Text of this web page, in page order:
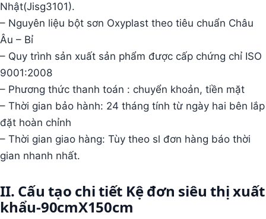
Nhật(Jisg3101).
– Nguyên liệu bột sơn Oxyplast theo tiêu chuẩn Châu
Âu – Bỉ
– Quy trình sản xuất sản phẩm được cấp chứng chỉ ISO
9001:2008
– Phương thức thanh toán : chuyển khoản, tiền mặt
– Thời gian bảo hành: 24 tháng tính từ ngày hai bên lắp
đặt hoàn chỉnh
– Thời gian giao hàng: Tùy theo sl đơn hàng báo thời
gian nhanh nhất.
II. Cấu tạo chi tiết Kệ đơn siêu thị xuất
khẩu-90cmX150cm